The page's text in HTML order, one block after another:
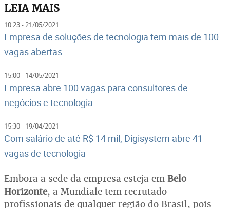
LEIA MAIS
10:23 - 21/05/2021
Empresa de soluções de tecnologia tem mais de 100
vagas abertas
15:00 - 14/05/2021
Empresa abre 100 vagas para consultores de
negócios e tecnologia
15:30 - 19/04/2021
Com salário de até R$ 14 mil, Digisystem abre 41
vagas de tecnologia
Embora a sede da empresa esteja em Belo
Horizonte, a Mundiale tem recrutado
profissionais de qualquer região do Brasil, pois